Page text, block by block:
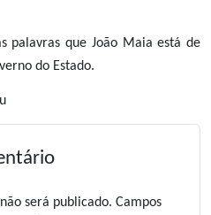
palavras que João Maia está de
do Estado.
será publicado. Campos